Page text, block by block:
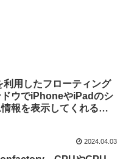
利用したフローティング
ドウでiPhoneやiPadのシ
報を表示してくれる
発熱警告に対応。
2024.04.03